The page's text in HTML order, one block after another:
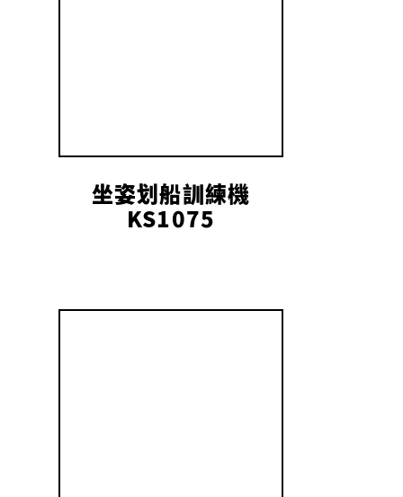
坐姿划船訓練機
KS1075